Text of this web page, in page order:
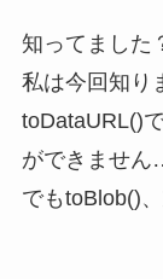
知ってました
私は今回知り
toDataURL()
ができませ
でもtoBlob()